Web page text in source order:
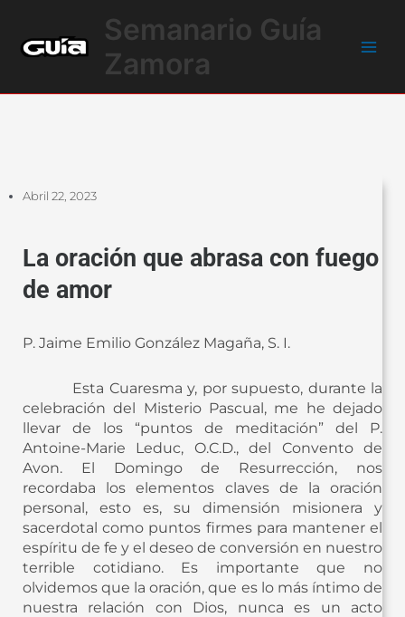
contenido
Semanario Guía
Zamora
Abril 22, 2023
La oración que abrasa con fuego
de amor
P. Jaime Emilio González Magaña, S. I.
Esta Cuaresma y, por supuesto, durante la
celebración del Misterio Pascual, me he dejado
llevar de los “puntos de meditación” del P.
Antoine-Marie Leduc, O.C.D., del Convento de
Avon. El Domingo de Resurrección, nos
recordaba los elementos claves de la oración
personal, esto es, su dimensión misionera y
sacerdotal como puntos firmes para mantener el
espíritu de fe y el deseo de conversión en nuestro
terrible cotidiano. Es importante que no
olvidemos que la oración, que es lo más íntimo de
nuestra relación con Dios, nunca es un acto